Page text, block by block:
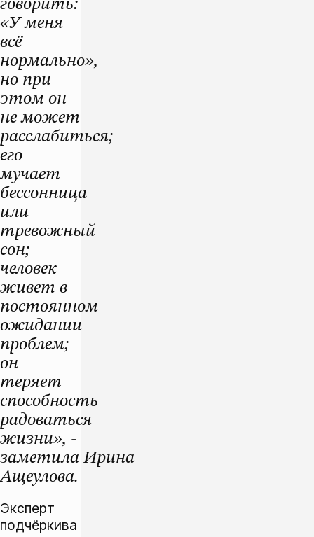
говорить:
«У меня
всё
нормально»,
но при
этом он
не может
расслабиться;
его
мучает
бессонница
или
тревожный
сон;
человек
живет в
постоянном
ожидании
проблем;
он
теряет
способность
радоваться
жизни», -
заметила Ирина
Ащеулова.
Эксперт
подчёркива